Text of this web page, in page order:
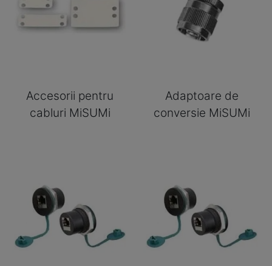
Accesorii pentru
cabluri MiSUMi
Adaptoare de
conversie MiSUMi